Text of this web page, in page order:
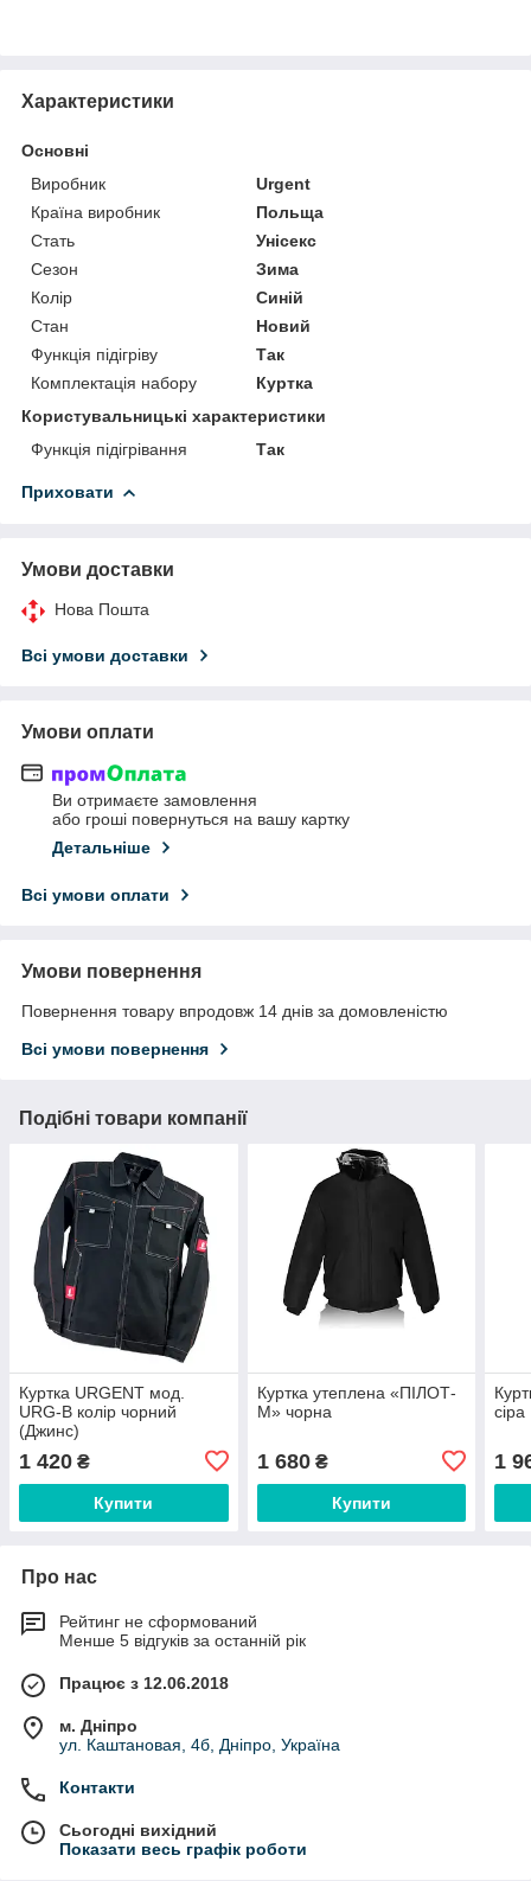
Характеристики
Основні
Виробник
Urgent
Країна виробник
Польща
Стать
Унісекс
Сезон
Зима
Колір
Синій
Стан
Новий
Функція підігріву
Так
Комплектація набору
Куртка
Користувальницькі характеристики
Функція підігрівання
Так
Приховати
Умови доставки
Нова Пошта
Всі умови доставки
Умови оплати
Ви отримаєте замовлення
або гроші повернуться на вашу картку
Детальніше
Всі умови оплати
Умови повернення
Повернення товару впродовж 14 днів за домовленістю
Всі умови повернення
Подібні товари компанії
Куртка URGENT мод.
URG-B колір чорний
(Джинс)
1 420 ₴
Купити
Куртка утеплена «ПІЛОТ-
М» чорна
1 680₴
Купити
сіра
1
Про нас
Рейтинг не сформований
Менше 5 відгуків за останній рік
Працює з 12.06.2018
м. Дніпро
ул. Каштановая, 4б, Дніпро, Україна
Контакти
Сьогодні вихідний
Показати весь графік роботи